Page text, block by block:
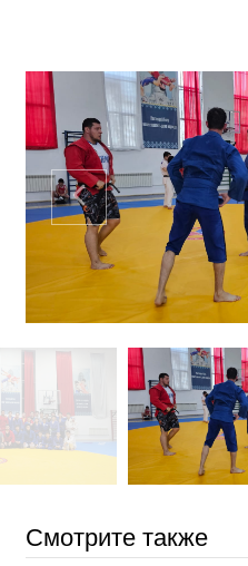
Смотрите также